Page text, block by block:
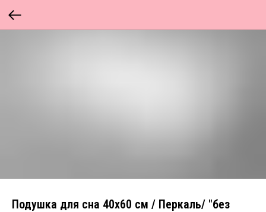
Подушка для сна 40х60 см / Перкаль/ "без